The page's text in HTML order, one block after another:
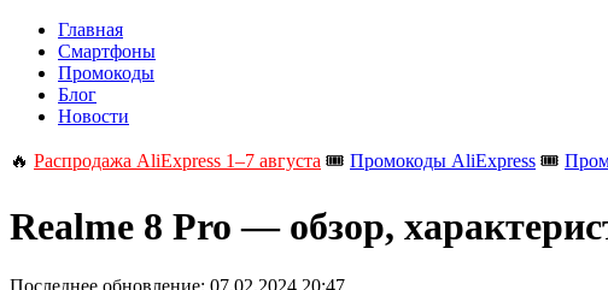
Главная
Смартфоны
Промокоды
Блог
Новости
🔥 Распродажа AliExpress 1–7 августа 🎟️ Промокоды AliExpress 🎟️
Realme 8 Pro — обзор,
Последнее обновление: 07.02.2024 20:47